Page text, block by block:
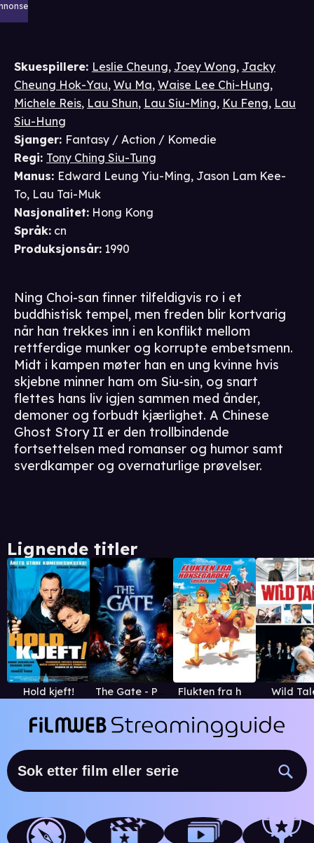
Skuespillere: Leslie Cheung, Joey Wong, Jacky
Cheung Hok-Yau, Wu Ma, Waise Lee Chi-Hung,
Michele Reis, Lau Shun, Lau Siu-Ming, Ku Feng, Lau
Siu-Hung
Sjanger: Fantasy / Action / Komedie
Regi: Tony Ching Siu-Tung
Manus: Edward Leung Yiu-Ming, Jason Lam Kee-
To, Lau Tai-Muk
Nasjonalitet: Hong Kong
Språk: cn
Produksjonsår: 1990
Ning Choi-san finner tilfeldigvis ro i et
buddhistisk tempel, men freden blir kortvarig
når han trekkes inn i en konflikt mellom
rettferdige munker og korrupte embetsmenn.
Midt i kampen møter han en ung kvinne hvis
skjebne minner ham om Siu-sin, og snart
flettes hans liv igjen sammen med ånder,
demoner og forbudt kjærlighet. A Chinese
Ghost Story II er den trollbindende
fortsettelsen med romanser og humor samt
sverdkamper og overnaturlige prøvelser.
Lignende titler
Hold kjeft! The Gate - Porten til helvete Flukten fra hønsegården - Chicken Run (norsk versj Wild